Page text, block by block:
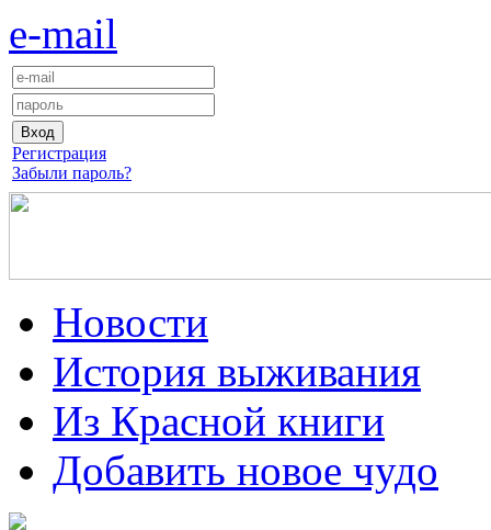
e-mail
Регистрация
Забыли пароль?
Новости
История выживания
Из Красной книги
Добавить новое чудо